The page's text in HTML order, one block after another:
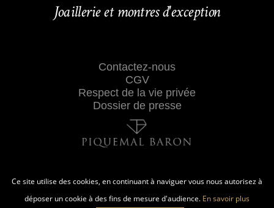
Joaillerie et montres d'exception
Contactez-nous
CGV
Respect de la vie privée
Dossier de presse
Ce site utilise des cookies, en continuant à naviguer vous nous autorisez à
déposer un cookie à des fins de mesure d'audience. En savoir plus